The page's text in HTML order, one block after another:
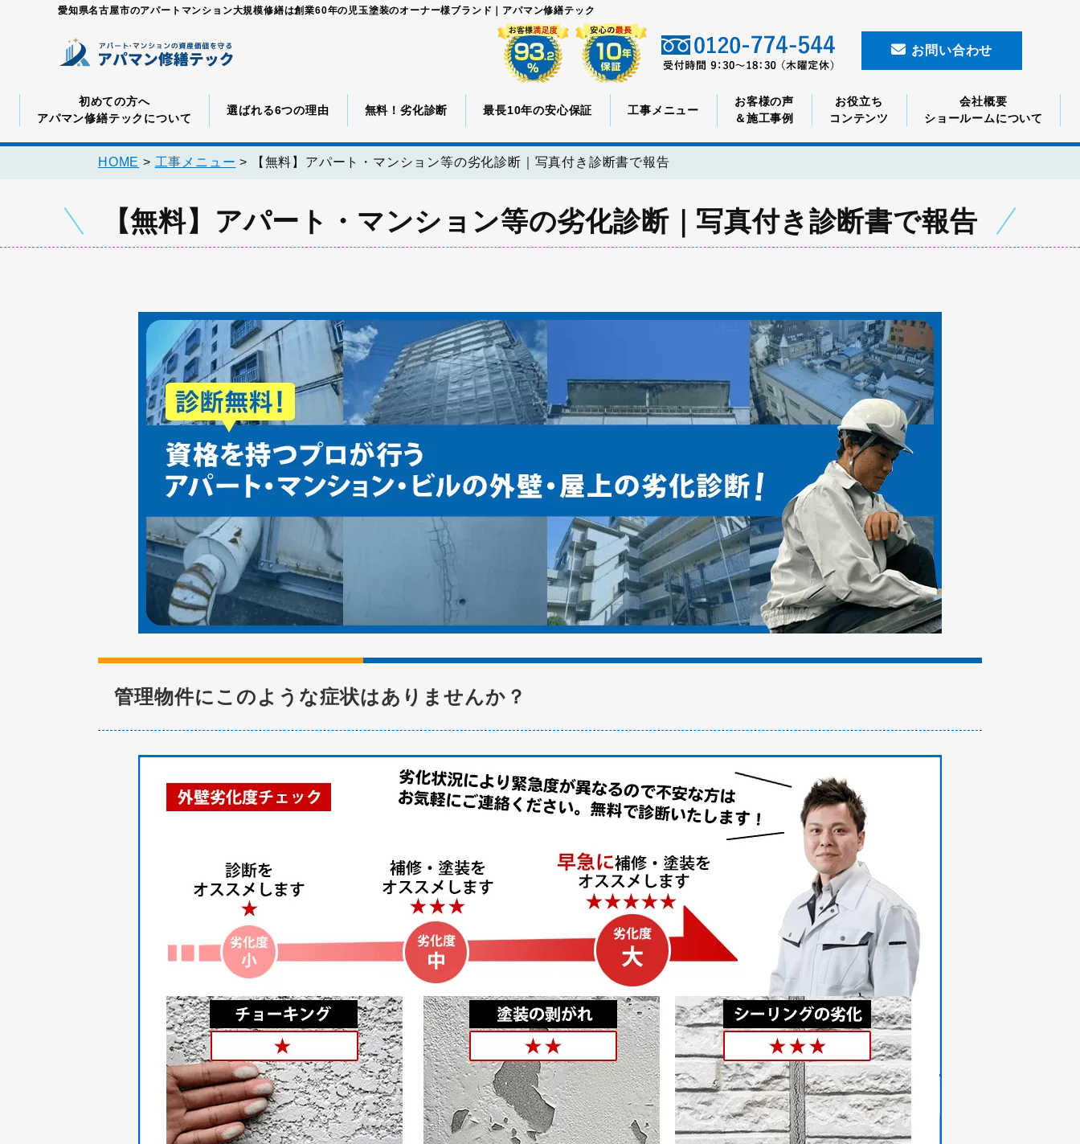
愛知県名古屋市のアパートマンション大規模修繕は創業60年の児玉塗装のオーナー様ブランド｜アパマン修繕テック
お問い合わせ
初めての方へ
アパマン修繕テックについて
選ばれる6つの理由 無料！劣化診断 最長10年の安心保証 工事メニュー
お客様の声
＆施工事例
お役立ち
コンテンツ
会社概要
ショールームについて
HOME > 工事メニュー > 【無料】アパート・マンション等の劣化診断｜写真付き診断書で報告
【無料】アパート・マンション等の劣化診断｜写真付き診断書で報告
管理物件にこのような症状はありませんか？